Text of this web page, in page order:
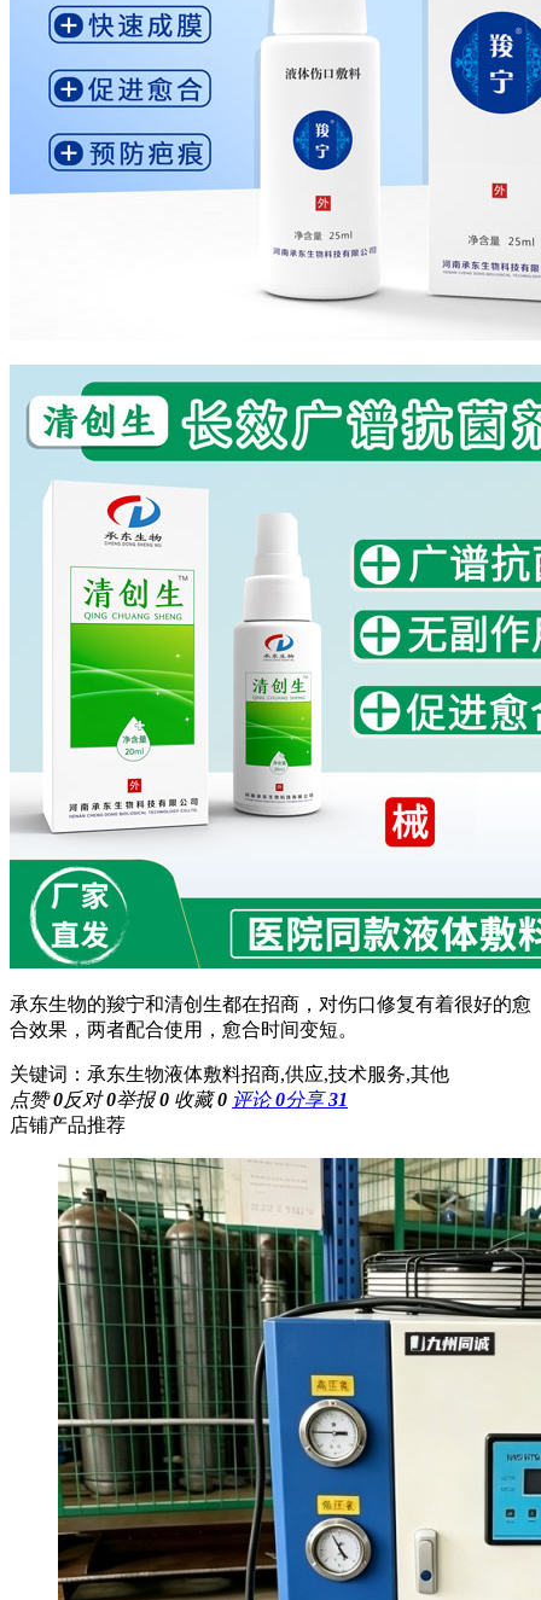
承东生物的羧宁和清创生都在招商，对伤口修复有着很好的愈
合效果，两者配合使用，愈合时间变短。
关键词：承东生物液体敷料招商,供应,技术服务,其他
点赞0反对0举报0 收藏0 评论0分享31
店铺产品推荐